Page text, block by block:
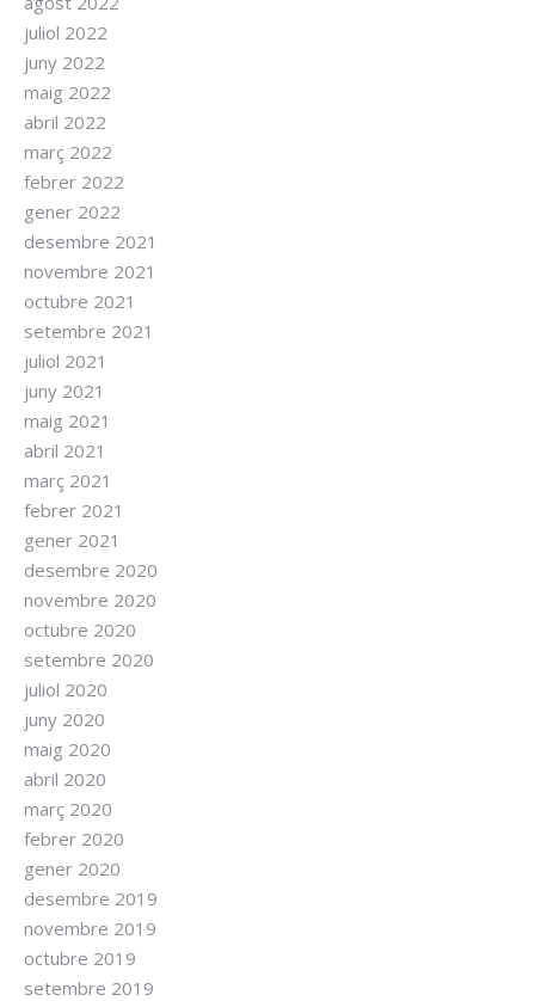
juliol 2022
juny 2022
maig 2022
abril 2022
març 2022
febrer 2022
gener 2022
desembre 2021
novembre 2021
octubre 2021
setembre 2021
juliol 2021
juny 2021
maig 2021
abril 2021
març 2021
febrer 2021
gener 2021
desembre 2020
novembre 2020
octubre 2020
setembre 2020
juliol 2020
juny 2020
maig 2020
abril 2020
març 2020
febrer 2020
gener 2020
desembre 2019
novembre 2019
octubre 2019
setembre 2019